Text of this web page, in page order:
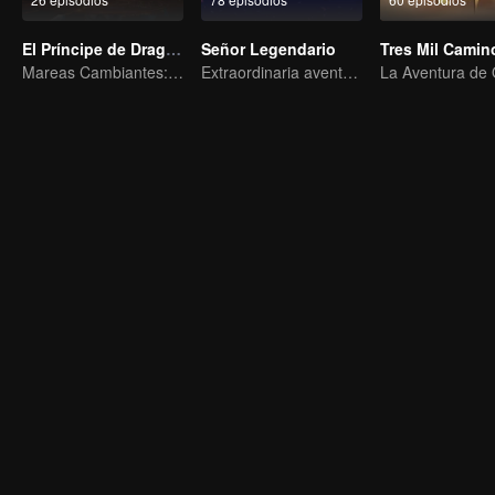
El Príncipe de Dragón
Mareas Cambiantes: La Odisea de un Joven Escritor
Señor Legendario
Extraordinaria aventura, una adolescente renacida de la adversidad.